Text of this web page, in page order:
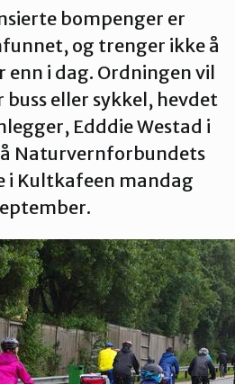
i Sandnes
bompenger er
og trenger ikke å
enn i dag. Ordningen vil
eller sykkel, hevdet
Edddie Westad i
Naturvernforbundets
Kultkafeen mandag